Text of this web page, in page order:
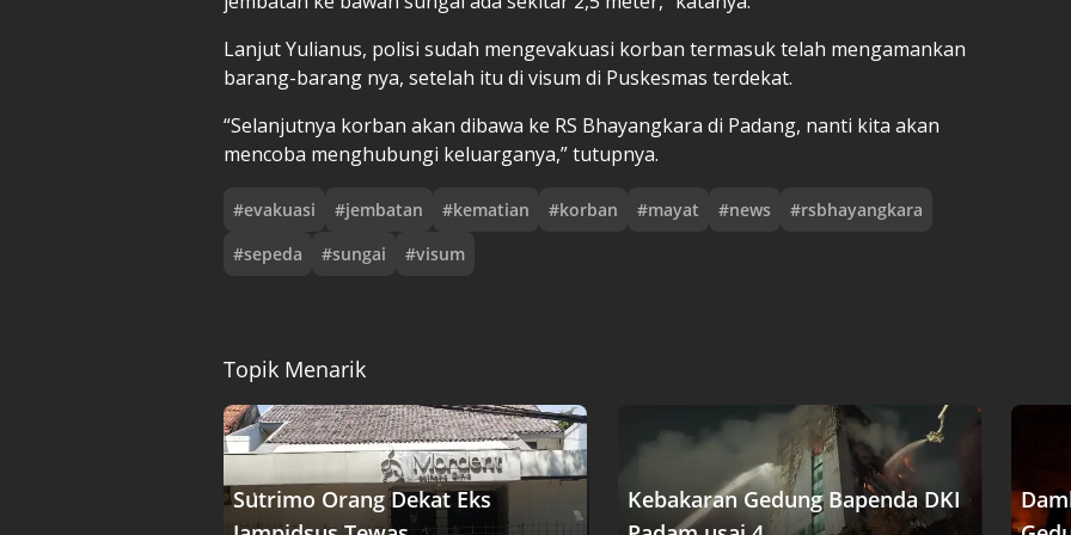
Lanjut Yulianus, polisi sudah mengevakuasi korban termasuk telah mengamankan
barang-barang nya, setelah itu di visum di Puskesmas terdekat.
“Selanjutnya korban akan dibawa ke RS Bhayangkara di Padang, nanti kita akan
mencoba menghubungi keluarganya,” tutupnya.
#evakuasi #jembatan #kematian #korban #mayat #news #rsbhayangkara
#sepeda #sungai #visum
Topik Menarik
Sutrimo Orang Dekat Eks
Kebakaran Gedung Bapenda DKI